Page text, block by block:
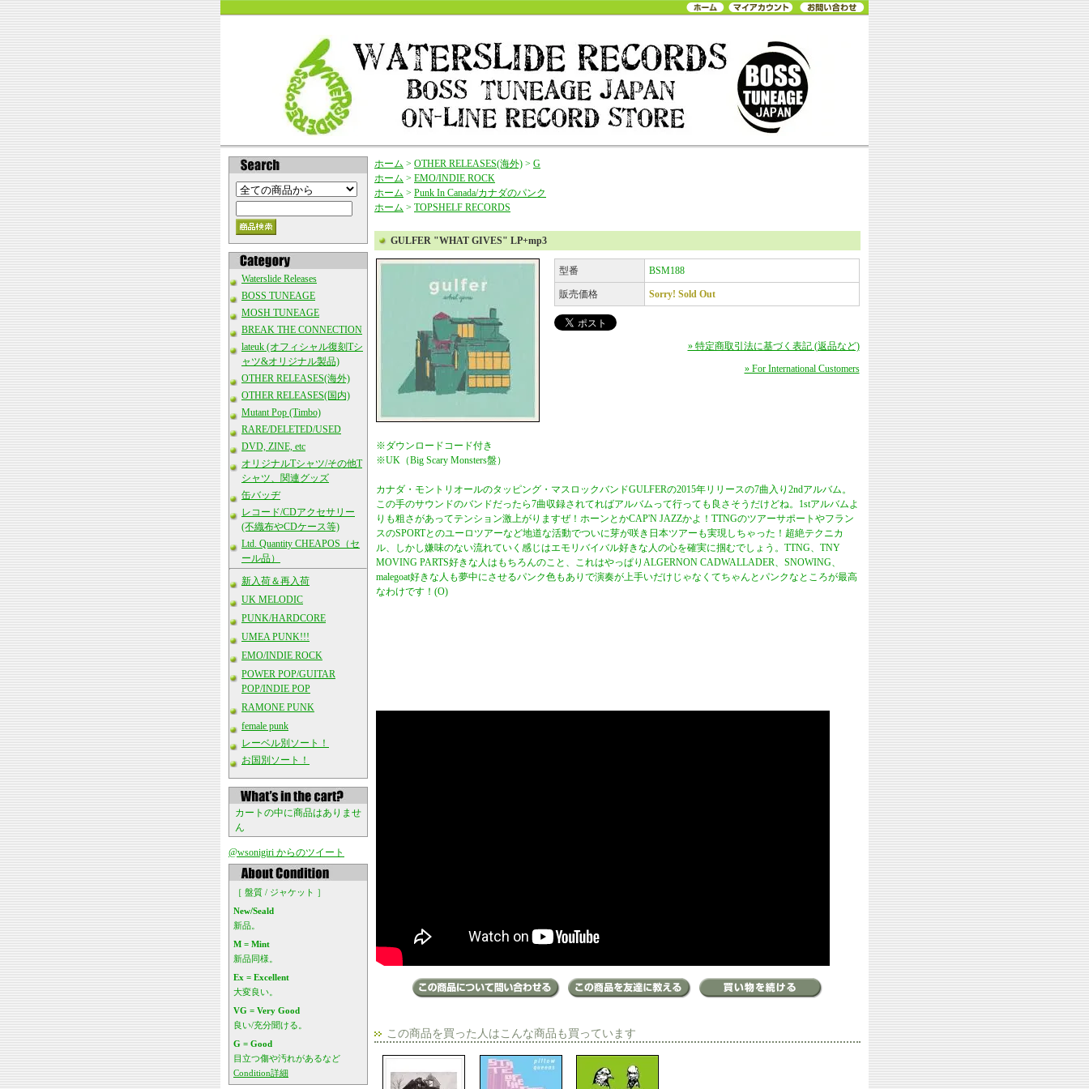
Waterslide Releases
BOSS TUNEAGE
MOSH TUNEAGE
BREAK THE CONNECTION
lateuk (オフィシャル復刻Tシ
ャツ&オリジナル製品)
OTHER RELEASES(海外)
OTHER RELEASES(国内)
Mutant Pop (Timbo)
RARE/DELETED/USED
DVD, ZINE, etc
オリジナルTシャツ/その他T
シャツ、関連グッズ
缶バッヂ
レコード/CDアクセサリー
(不織布やCDケース等)
Ltd. Quantity CHEAPOS（セ
ール品）
新入荷＆再入荷
UK MELODIC
PUNK/HARDCORE
UMEA PUNK!!!
EMO/INDIE ROCK
POWER POP/GUITAR
POP/INDIE POP
RAMONE PUNK
female punk
レーベル別ソート！
お国別ソート！
カートの中に商品はありませ
ん
@wsonigiri からのツイート
［ 盤質 / ジャケット ］
New/Seald
新品。
M = Mint
新品同様。
Ex = Excellent
大変良い。
VG = Very Good
良い/充分聞ける。
G = Good
目立つ傷や汚れがあるなど
Condition詳細
ホーム > OTHER RELEASES(海外) > G
ホーム > EMO/INDIE ROCK
ホーム > Punk In Canada/カナダのパンク
ホーム > TOPSHELF RECORDS
GULFER "WHAT GIVES" LP+mp3
型番 BSM188
販売価格 Sorry! Sold Out
» 特定商取引法に基づく表記 (返品など)
» For International Customers
※ダウンロードコード付き
※UK（Big Scary Monsters盤）
カナダ・モントリオールのタッピング・マスロックバンドGULFERの2015年リリースの7曲入り2ndアルバム。
この手のサウンドのバンドだったら7曲収録されてればアルバムって行っても良さそうだけどね。1stアルバムよ
りも粗さがあってテンション激上がりますぜ！ホーンとかCAP'N JAZZかよ！TTNGのツアーサポートやフラン
スのSPORTとのユーロツアーなど地道な活動でついに芽が咲き日本ツアーも実現しちゃった！超絶テクニカ
ル、しかし嫌味のない流れていく感じはエモリバイバル好きな人の心を確実に掴むでしょう。TTNG、TNY
MOVING PARTS好きな人はもちろんのこと、これはやっぱりALGERNON CADWALLADER、SNOWING、
malegoat好きな人も夢中にさせるパンク色もありで演奏が上手いだけじゃなくてちゃんとパンクなところが最高
なわけです！(O)
この商品を買った人はこんな商品も買っています